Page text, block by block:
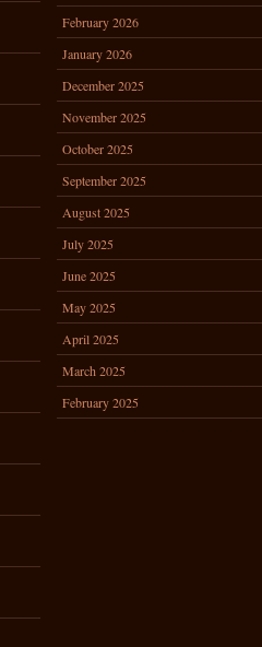
February 2026
January 2026
December 2025
November 2025
October 2025
September 2025
August 2025
July 2025
June 2025
May 2025
April 2025
March 2025
February 2025